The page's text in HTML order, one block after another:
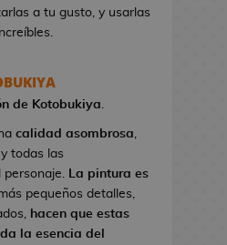
a tu gusto, y usarlas
de Kotobukiya.
calidad asombrosa,
todas las
personaje. La pintura es
pequeños detalles,
hacen que estas
la esencia del